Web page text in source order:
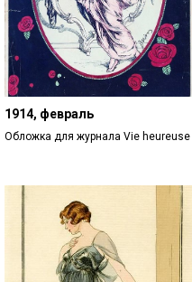
1914, февраль
Обложка для журнала Vie heureuse